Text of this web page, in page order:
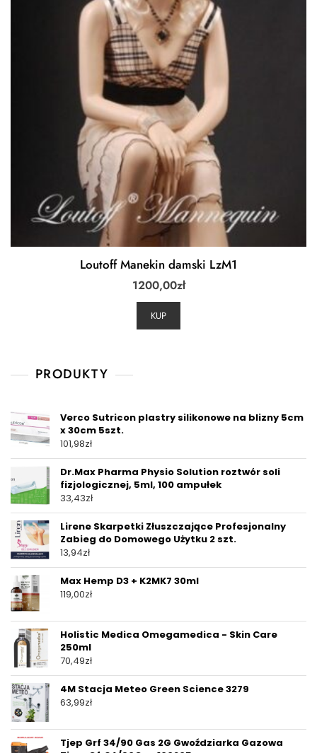
Loutoff Manekin damski LzM1
1200,00zł
KUP
PRODUKTY
Verco Sutricon plastry silikonowe na blizny 5cm
x 30cm 5szt.
101,98zł
Dr.Max Pharma Physio Solution roztwór soli
fizjologicznej, 5ml, 100 ampułek
33,43zł
Lirene Skarpetki Złuszczające Profesjonalny
Zabieg do Domowego Użytku 2 szt.
13,94zł
Max Hemp D3 + K2MK7 30ml
119,00zł
Holistic Medica Omegamedica - Skin Care
250ml
70,49zł
4M Stacja Meteo Green Science 3279
63,99zł
Tjep Grf 34/90 Gas 2G Gwoździarka Gazowa